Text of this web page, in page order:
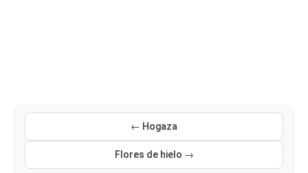
← Hogaza
Flores de hielo →